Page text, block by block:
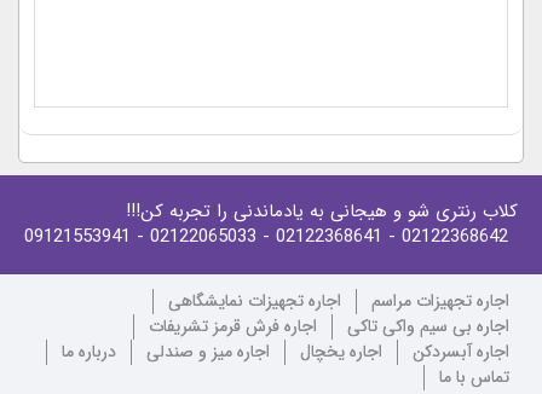
کلاب رنتری شو و هیجانی به یادماندنی را تجربه کن!!!
02122368642
- 02122368641
- 02122065033
- 09121553941
اجاره تجهیزات مراسم
اجاره تجهیزات نمایشگاهی
اجاره بی سیم واکی تاکی
اجاره فرش قرمز تشریفات
اجاره آبسردکن
اجاره یخچال اجاره میز و صندلی
درباره ما
تماس با ما